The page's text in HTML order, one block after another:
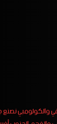
والكولومبي